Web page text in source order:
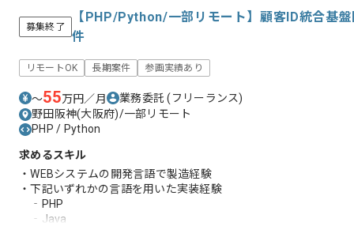
募集終了
【PHP/Python/一部リモート】顧客ID統合基
件
リモートOK 長期案件 参画実績あり
〜55万円／月 業務委託(フリーランス)
野田阪神(大阪府)/一部リモート
PHP / Python
求めるスキル
・WEBシステムの開発言語で製造経験
・下記いずれかの言語を用いた実装経験
‐PHP
‐Java